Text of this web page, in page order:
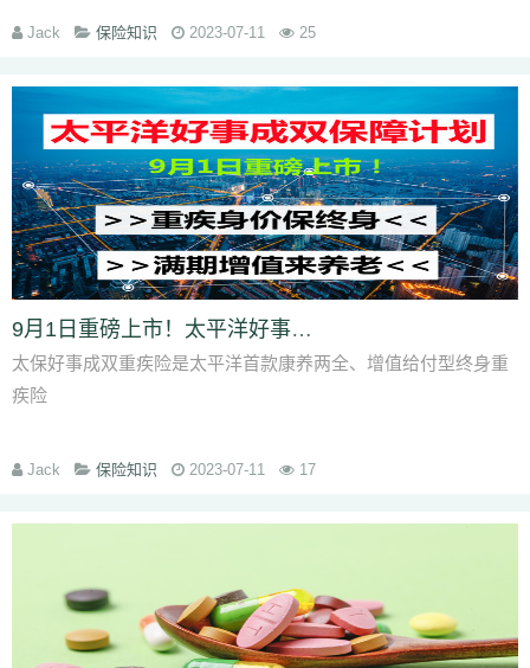
险金最高100万
Jack 保险知识 2023-07-11 25
9月1日重磅上市！太平洋好事成双怎么样？有坑吗？多少钱一年
太保好事成双重疾险是太平洋首款康养两全、增值给付型终身重
疾险
Jack 保险知识 2023-07-11 17